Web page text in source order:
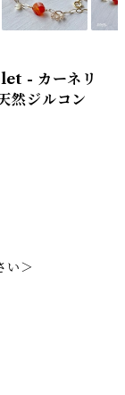
- カーネリ
然ジルコン
い＞